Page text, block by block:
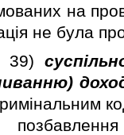
на
не була